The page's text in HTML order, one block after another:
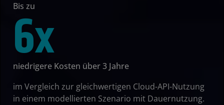
Bis zu
6x
niedrigere Kosten über 3 Jahre
im Vergleich zur gleichwertigen Cloud-API-Nutzung
in einem modellierten Szenario mit Dauernutzung.